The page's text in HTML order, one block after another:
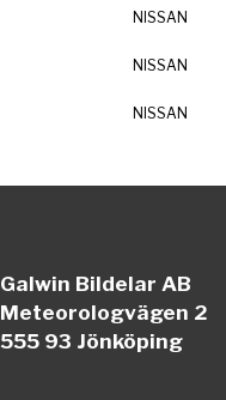
NISSAN
NISSAN
NISSAN
Galwin Bildelar AB
Meteorologvägen 2
555 93 Jönköping